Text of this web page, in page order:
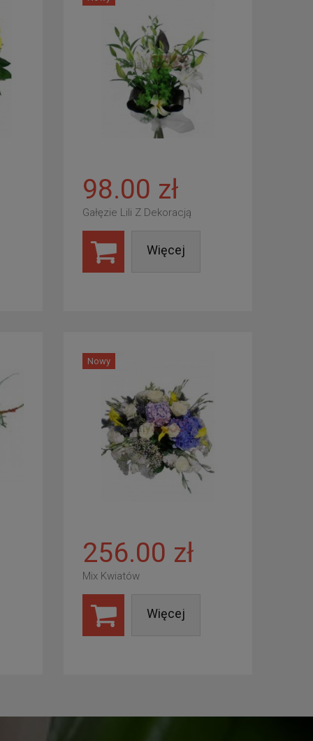
98.00 zł
Gałęzie Lili Z Dekoracją
Więcej
Nowy
256.00 zł
Mix Kwiatów
Więcej